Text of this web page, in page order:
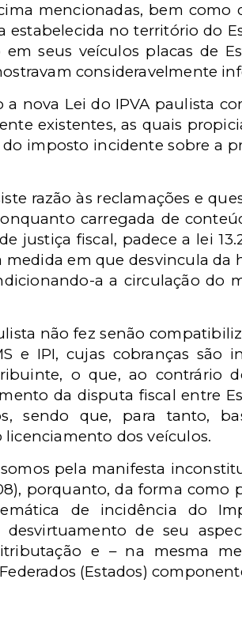
mencionadas, bem como
estabelecida no território do
seus veículos placas de
consideravelmente
a nova Lei do IPVA paulista
existentes, as quais
imposto incidente sobre a
razão às reclamações e
carregada de
justiça fiscal, padece a lei
em que desvincula
a a circulação do
não fez senão
e IPI, cujas cobranças são
o que, ao contrário
da disputa fiscal entre
sendo que, para tanto,
dos veículos.
pela manifesta
porquanto, da forma
de incidência do
de seu
e – na mesma
(Estados)